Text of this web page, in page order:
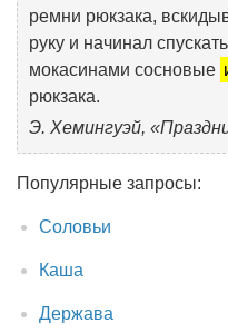
ремни рюкзака,
руку и начинал
мокасинами сосновые
рюкзака.
Э. Хемингуэй,
Популярные запросы:
Соловьи
Каша
Держава